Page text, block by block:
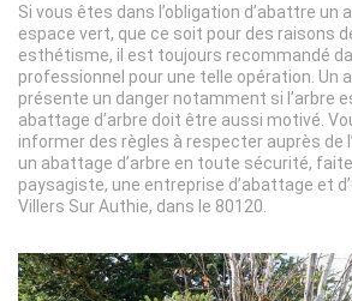
Si vous êtes dans l’obligation d’abattre un
espace vert, que ce soit pour des raisons
esthétisme, il est toujours recommandé
professionnel pour une telle opération. Un
présente un danger notamment si l’arbre
abattage d’arbre doit être aussi motivé.
informer des règles à respecter auprès de
un abattage d’arbre en toute sécurité,
paysagiste, une entreprise d’abattage et
Villers Sur Authie, dans le 80120.